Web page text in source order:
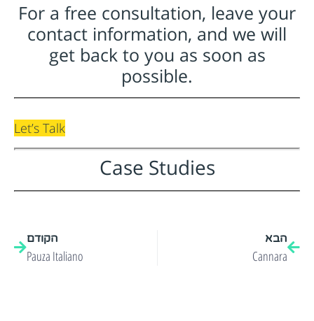
For a free consultation, leave your
contact information, and we will
get back to you as soon as
possible.
Let’s Talk
Case Studies
הקודם
Pauza Italiano
הבא
Cannara